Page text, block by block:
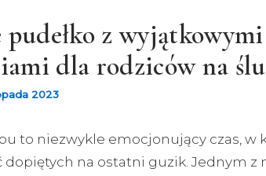
z wyjątkowymi
dla rodziców na
2023
to niezwykle emocjonujący czas, w
dopiętych na ostatni guzik. Jednym z